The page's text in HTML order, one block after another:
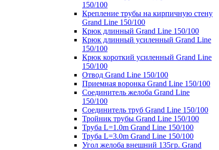
150/100
Крепление трубы на кирпичную стену
Grand Line 150/100
Крюк длинный Grand Line 150/100
Крюк длинный усиленный Grand Line
150/100
Крюк короткий усиленный Grand Line
150/100
Отвод Grand Line 150/100
Приемная воронка Grand Line 150/100
Соединитель желоба Grand Line
150/100
Соединитель труб Grand Line 150/100
Тройник трубы Grand Line 150/100
Труба L=1.0m Grand Line 150/100
Труба L=3.0m Grand Line 150/100
Угол желоба внешний 135гр. Grand